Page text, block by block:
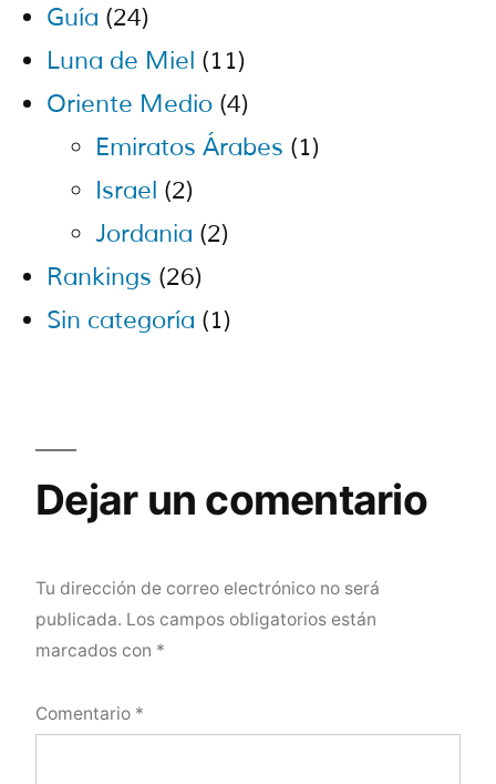
Guía (24)
Luna de Miel (11)
Oriente Medio (4)
Emiratos Árabes (1)
Israel (2)
Jordania (2)
Rankings (26)
Sin categoría (1)
Dejar un comentario
Tu dirección de correo electrónico no será
publicada. Los campos obligatorios están
marcados con *
Comentario *